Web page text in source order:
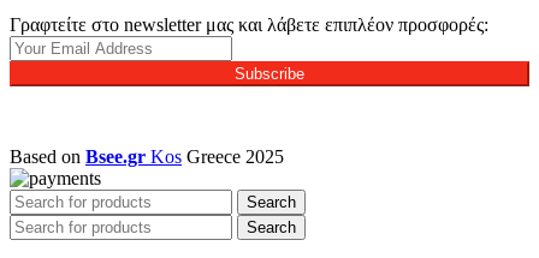
Γραφτείτε στο newsletter μας και λάβετε επιπλέον προσφορές:
Subscribe
Based on Bsee.gr Kos Greece 2025
Search
Search